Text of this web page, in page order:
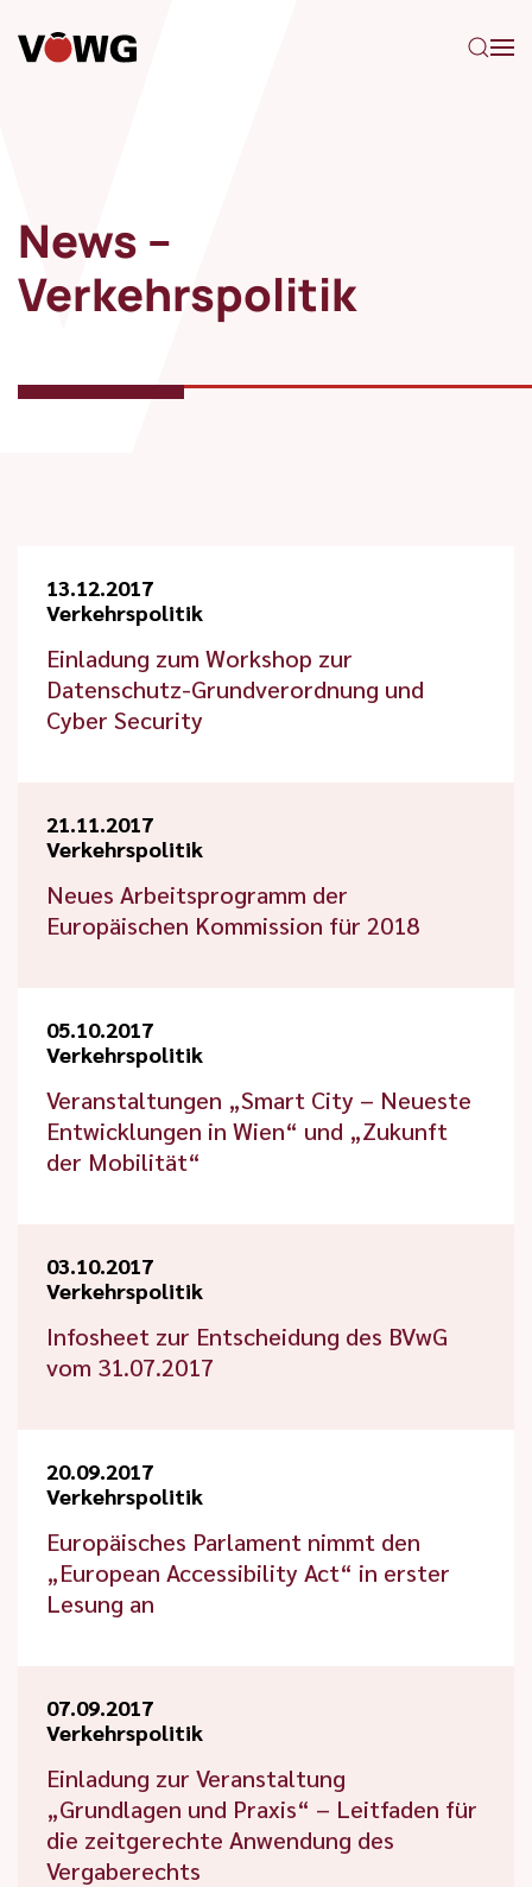
Zum Hauptinhalt springen
News –
Verkehrspolitik
13.12.2017
Verkehrspolitik
Einladung zum Workshop zur
Datenschutz-Grundverordnung und
Cyber Security
21.11.2017
Verkehrspolitik
Neues Arbeitsprogramm der
Europäischen Kommission für 2018
05.10.2017
Verkehrspolitik
Veranstaltungen „Smart City – Neueste
Entwicklungen in Wien“ und „Zukunft
der Mobilität“
03.10.2017
Verkehrspolitik
Infosheet zur Entscheidung des BVwG
vom 31.07.2017
20.09.2017
Verkehrspolitik
Europäisches Parlament nimmt den
„European Accessibility Act“ in erster
Lesung an
07.09.2017
Verkehrspolitik
Einladung zur Veranstaltung
„Grundlagen und Praxis“ – Leitfaden für
die zeitgerechte Anwendung des
Vergaberechts